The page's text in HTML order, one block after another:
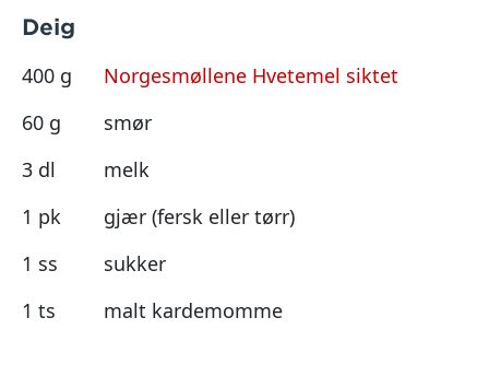
Deig
400 g
Norgesmøllene Hvetemel siktet
60 g
smør
3 dl
melk
1 pk
gjær (fersk eller tørr)
1 ss
sukker
1 ts
malt kardemomme